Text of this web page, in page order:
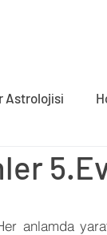
Astrolojisi
Pratik
anlamda